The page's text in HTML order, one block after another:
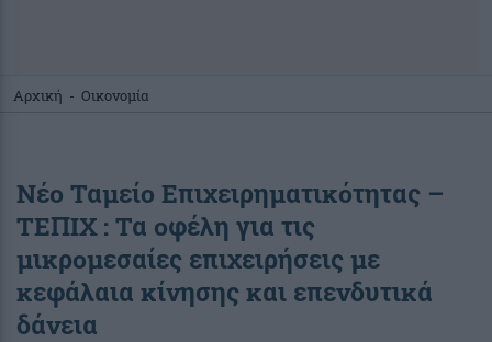
Αρχική - Οικονομία
Νέο Ταμείο Επιχειρηματικότητας –
ΤΕΠΙΧ : Τα οφέλη για τις
μικρομεσαίες επιχειρήσεις με
κεφάλαια κίνησης και επενδυτικά
δάνεια